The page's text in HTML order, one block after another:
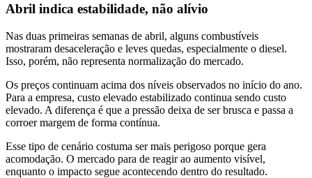
Abril indica estabilidade, não alívio
Nas duas primeiras semanas de abril, alguns combustíveis
mostraram desaceleração e leves quedas, especialmente o diesel.
Isso, porém, não representa normalização do mercado.
Os preços continuam acima dos níveis observados no início do ano.
Para a empresa, custo elevado estabilizado continua sendo custo
elevado. A diferença é que a pressão deixa de ser brusca e passa a
corroer margem de forma contínua.
Esse tipo de cenário costuma ser mais perigoso porque gera
acomodação. O mercado para de reagir ao aumento visível,
enquanto o impacto segue acontecendo dentro do resultado.